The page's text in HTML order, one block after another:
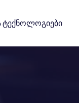
Ტექნოლოგიები